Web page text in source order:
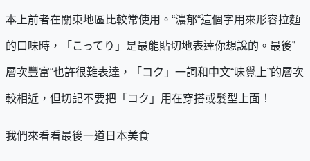
本上前者在關東地區比較常使用。“濃郁“這個字用來形容拉麵
的口味時，「こってり」是最能貼切地表達你想說的。最後”
層次豐富“也許很難表達，「コク」一詞和中文“味覺上”的層次
較相近，但切記不要把「コク」用在穿搭或髮型上面！
我們來看看最後一道日本美食